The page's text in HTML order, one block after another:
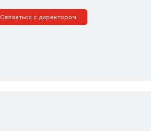
Связаться с директором